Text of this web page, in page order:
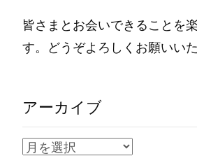
皆さまとお会いできることを
す。どうぞよろしくお願いいた
アーカイブ
ア